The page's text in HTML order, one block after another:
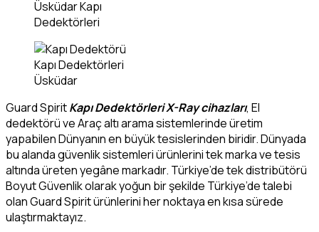
Üsküdar Kapı
Dedektörleri
Kapı Dedektörleri
Üsküdar
Guard SpiritKapı DedektörleriX-Ray cihazları, El
dedektörü ve Araç altı arama sistemlerinde üretim
yapabilen Dünyanın en büyük tesislerinden biridir. Dünyada
bu alanda güvenlik sistemleri ürünlerini tek marka ve tesis
altında üreten yegâne markadır. Türkiye’de tek distribütörü
Boyut Güvenlik olarak yoğun bir şekilde Türkiye’de talebi
olan Guard Spirit ürünlerini her noktaya en kısa sürede
ulaştırmaktayız.